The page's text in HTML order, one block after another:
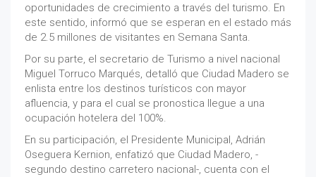
oportunidades de crecimiento a través del turismo. En
este sentido, informó que se esperan en el estado más
de 2.5 millones de visitantes en Semana Santa.
Por su parte, el secretario de Turismo a nivel nacional
Miguel Torruco Marqués, detalló que Ciudad Madero se
enlista entre los destinos turísticos con mayor
afluencia, y para el cual se pronostica llegue a una
ocupación hotelera del 100%.
En su participación, el Presidente Municipal, Adrián
Oseguera Kernion, enfatizó que Ciudad Madero, -
segundo destino carretero nacional-, cuenta con el